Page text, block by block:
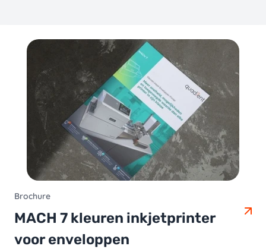
Brochure
MACH 7 kleuren inkjetprinter
voor enveloppen